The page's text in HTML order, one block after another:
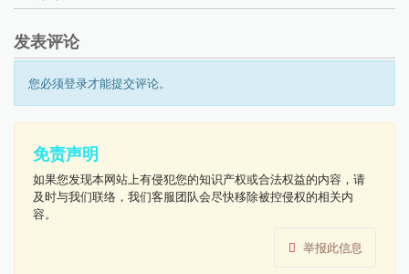
发表评论
您必须登录才能提交评论。
免责声明
如果您发现本网站上有侵犯您的知识产权或合法权益的内容，请
及时与我们联络，我们客服团队会尽快移除被控侵权的相关内
容。
举报此信息